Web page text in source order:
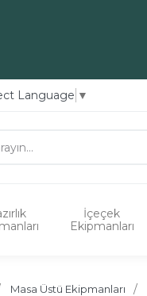
Language ▼
İçeçek
Ekipmanları
Masa Üstü Ekipmanları